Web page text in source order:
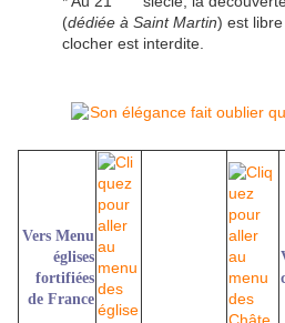
(dédiée à Saint Martin) est
clocher est interdite.
Vers Menu
églises
fortifiées
de France